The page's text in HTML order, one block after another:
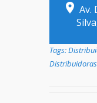
Av.
Tags: